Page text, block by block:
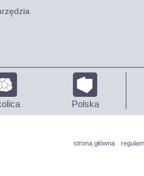
Polska
strona główna